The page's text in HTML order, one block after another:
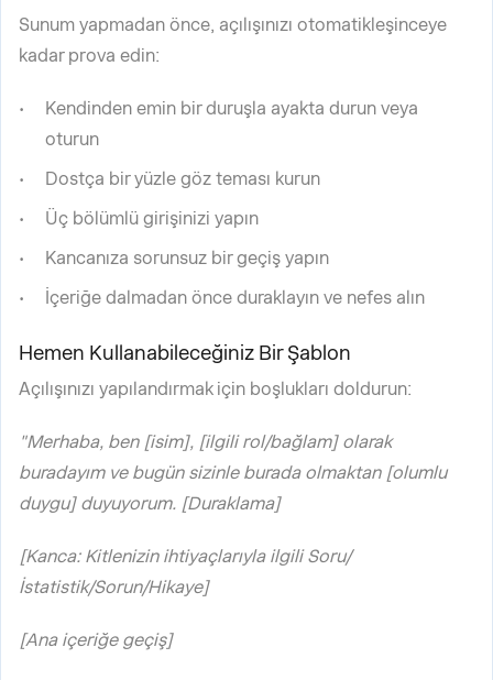
Sunum yapmadan önce, açılışınızı otomatikleşinceye
kadar prova edin:
Kendinden emin bir duruşla ayakta durun veya
oturun
Dostça bir yüzle göz teması kurun
Üç bölümlü girişinizi yapın
Kancanıza sorunsuz bir geçiş yapın
İçeriğe dalmadan önce duraklayın ve nefes alın
Hemen Kullanabileceğiniz Bir Şablon
Açılışınızı yapılandırmak için boşlukları doldurun:
"Merhaba, ben [isim], [ilgili rol/bağlam] olarak
buradayım ve bugün sizinle burada olmaktan [olumlu
duygu] duyuyorum. [Duraklama]
[Kanca: Kitlenizin ihtiyaçlarıyla ilgili Soru/
İstatistik/Sorun/Hikaye]
[Ana içeriğe geçiş]